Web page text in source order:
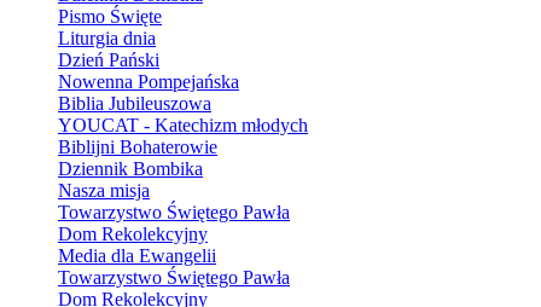
Pismo Święte
Liturgia dnia
Dzień Pański
Nowenna Pompejańska
Biblia Jubileuszowa
YOUCAT - Katechizm młodych
Biblijni Bohaterowie
Dziennik Bombika
Nasza misja
Towarzystwo Świętego Pawła
Dom Rekolekcyjny
Media dla Ewangelii
Towarzystwo Świętego Pawła
Dom Rekolekcyjny